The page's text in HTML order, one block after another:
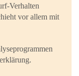
Verhalten
vor allem mit